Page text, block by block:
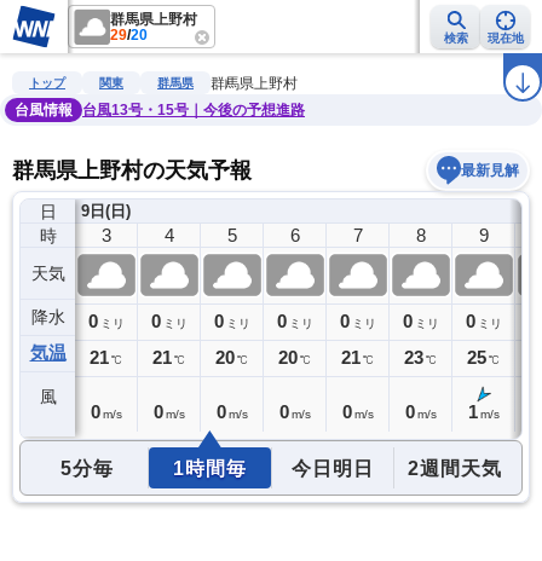
群馬県上野村
29/20 検索 現在地
雨雲レーダー 台風情報 地震情報 ラ
トップ 関東 群馬県
群馬県上野村
台風情報
台風13号・15号｜今後の予想進路
群馬県上野村の天気予報 最新見解
日
時
天気
降水
気温
風
9日(日)
2
0ミリ
21℃
3
0 ミリ
21℃
0 m/s
4
0 ミリ
21℃
0 m/s
5
0 ミリ
20℃
0 m/s
6
0 ミリ
20℃
0 m/s
7
0 ミリ
21℃
0 m/s
8
0 ミリ
23℃
0 m/s
9
0 ミリ
25℃
1 m/s
5分毎 1時間毎 今日明日 2週間天気